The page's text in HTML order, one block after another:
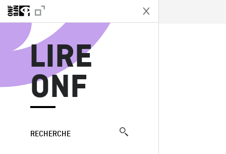
LIRE
ONF
RECHERCHE